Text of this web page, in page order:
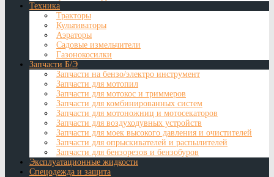
Техника
Тракторы
Культиваторы
Аэраторы
Садовые измельчители
Газонокосилки
Запчасти Б/Э
Запчасти на бензо/электро инструмент
Запчасти для мотопил
Запчасти для мотокос и триммеров
Запчасти для комбинированных систем
Запчасти для мотоножниц и мотосекаторов
Запчасти для воздуходувных устройств
Запчасти для моек высокого давления и очистителей
Запчасти для опрыскивателей и распылителей
Запчасти для бензорезов и бензобуров
Эксплуатационные жидкости
Спецодежда и защита